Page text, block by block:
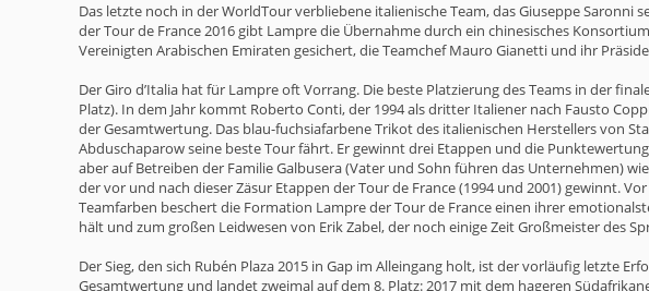
Das letzte noch in der WorldTour verbliebene italienische Team, das Giuseppe Saronni
der Tour de France 2016 gibt Lampre die Übernahme durch ein chinesisches
Vereinigten Arabischen Emiraten gesichert, die Teamchef Mauro Gianetti und ihr
Der Giro d’Italia hat für Lampre oft Vorrang. Die beste Platzierung des Teams in der
Platz). In dem Jahr kommt Roberto Conti, der 1994 als dritter Italiener nach Fausto
der Gesamtwertung. Das blau-fuchsiafarbene Trikot des italienischen Herstellers von
Abduschaparow seine beste Tour fährt. Er gewinnt drei Etappen und die
aber auf Betreiben der Familie Galbusera (Vater und Sohn führen das Unternehmen)
der vor und nach dieser Zäsur Etappen der Tour de France (1994 und 2001) gewinnt.
Teamfarben beschert die Formation Lampre der Tour de France einen ihrer
hält und zum großen Leidwesen von Erik Zabel, der noch einige Zeit Großmeister des
Der Sieg, den sich Rubén Plaza 2015 in Gap im Alleingang holt, ist der vorläufig letzte
Gesamtwertung und landet zweimal auf dem 8. Platz: 2017 mit dem hageren